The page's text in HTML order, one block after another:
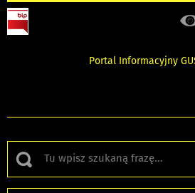
Portal Informacyjny